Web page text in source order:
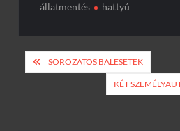
állatmentés
hattyú
Bejegyzés
navigáció
SOROZATOS BALESETEK
KÉT